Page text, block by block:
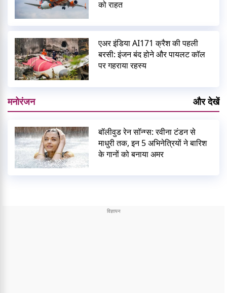
को राहत
एअर इंडिया AI171 क्रैश की पहली
बरसी: इंजन बंद होने और पायलट कॉल
पर गहराया रहस्य
मनोरंजन और देखें
बॉलीवुड रेन सॉन्ग्स: रवीना टंडन से
माधुरी तक, इन 5 अभिनेत्रियों ने बारिश
के गानों को बनाया अमर